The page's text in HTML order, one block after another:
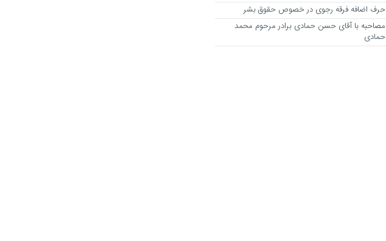
حرف اضافه فرقه رجوی در خصوص حقوق بشر
مصاحبه با آقای حسن حمادی برادر مرحوم محمد
حمادی